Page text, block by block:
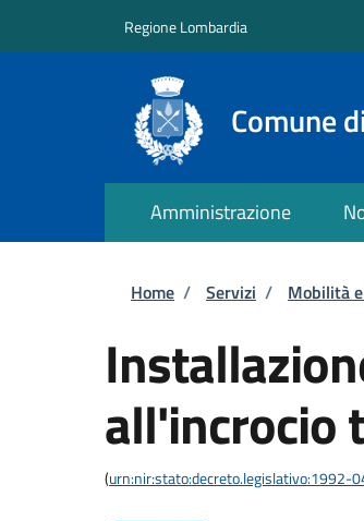
Regione Lombardia
Comune
Amministrazione
Briciole di
Home / Servizi / Mobilità
all'incrocio
(urn:nir:stato:decreto.legislativo:1992-